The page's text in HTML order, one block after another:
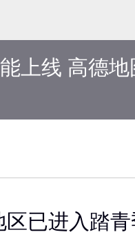
上线 高德
已进入踏